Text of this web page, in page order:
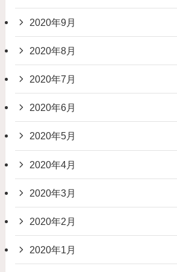
2020年9月
2020年8月
2020年7月
2020年6月
2020年5月
2020年4月
2020年3月
2020年2月
2020年1月